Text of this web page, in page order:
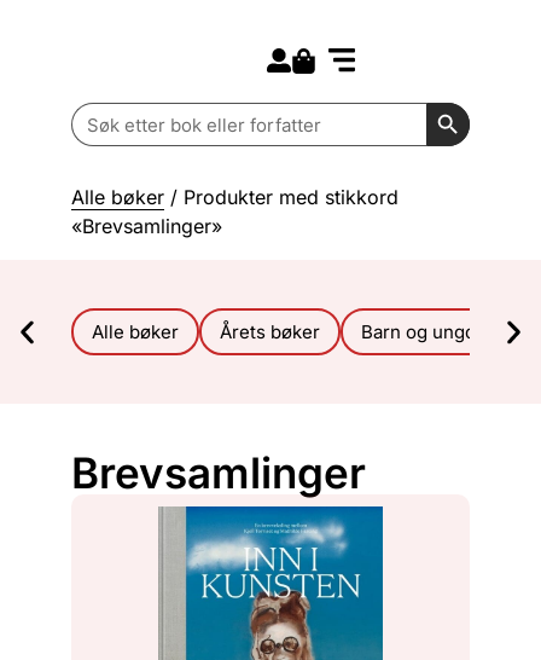
Search
for:
Search
Alle bøker / Produkter med stikkord
«Brevsamlinger»
Alle bøker Årets bøker Barn og ungdom
Brevsamlinger